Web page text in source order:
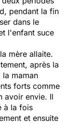
pendant la fin
dans le
l'enfant suce
mère allaite.
après la
la maman
forts comme
avoir envie. Il
à la fois
et ensuite